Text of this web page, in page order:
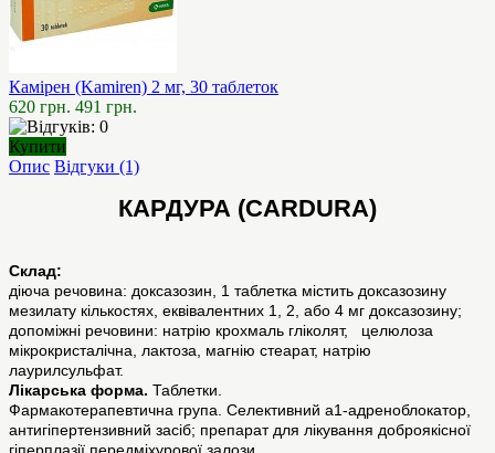
Камірен (Kamiren) 2 мг, 30 таблеток
620 грн. 491 грн.
Купити
Опис Відгуки (1)
КАРДУРА (CARDURA)
Склад:
діюча речовина: доксазозин, 1 таблетка містить доксазозину
мезилату кількостях, еквівалентних 1, 2, або 4 мг доксазозину;
допоміжні речовини: натрію крохмаль гліколят, целюлоза
мікрокристалічна, лактоза, магнію стеарат, натрію
лаурилсульфат.
Лікарська форма. Таблетки.
Фармакотерапевтична група. Селективний a1-адреноблокатор,
антигіпертензивний засіб; препарат для лікування доброякісної